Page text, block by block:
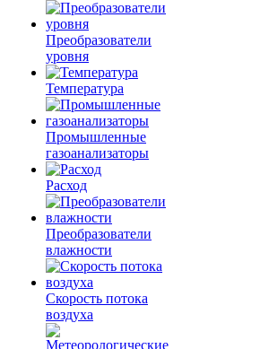
Преобразователи
уровня
Температура
Промышленные
газоанализаторы
Расход
Преобразователи
влажности
Скорость потока
воздуха